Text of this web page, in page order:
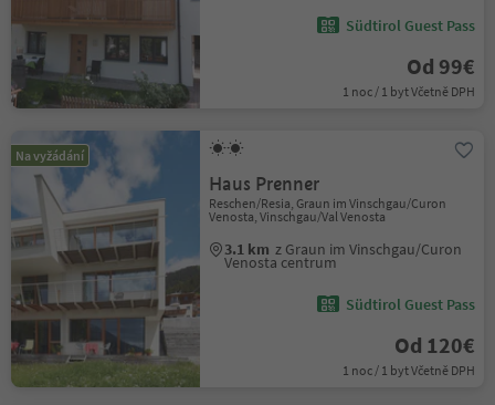
Südtirol Guest Pass
Od 99€
1 noc / 1 byt Včetně DPH
Na vyžádání
Haus Prenner
Reschen/Resia, Graun im Vinschgau/Curon
Venosta, Vinschgau/Val Venosta
3.1 km z Graun im Vinschgau/Curon
Venosta centrum
Südtirol Guest Pass
Od 120€
1 noc / 1 byt Včetně DPH